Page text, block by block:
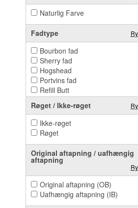
Naturlig Farve
Fadtype
Bourbon fad
Sherry fad
Hogshead
Portvins fad
Refill Butt
Røget / Ikke-røget
Ikke-røget
Røget
Original aftapning / uafhængig
aftapning
Original aftapning (OB)
Uafhængig aftapning (IB)